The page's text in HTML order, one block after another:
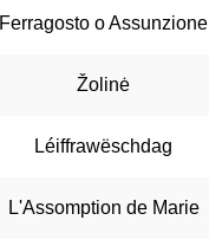
Ferragosto o Assunzione
Žolinė
Léiffrawëschdag
L'Assomption de Marie